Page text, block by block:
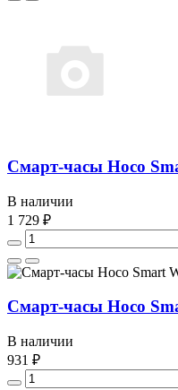
Смарт-часы Hoco
В наличии
1 729 ₽
Смарт-часы Hoco
В наличии
931 ₽